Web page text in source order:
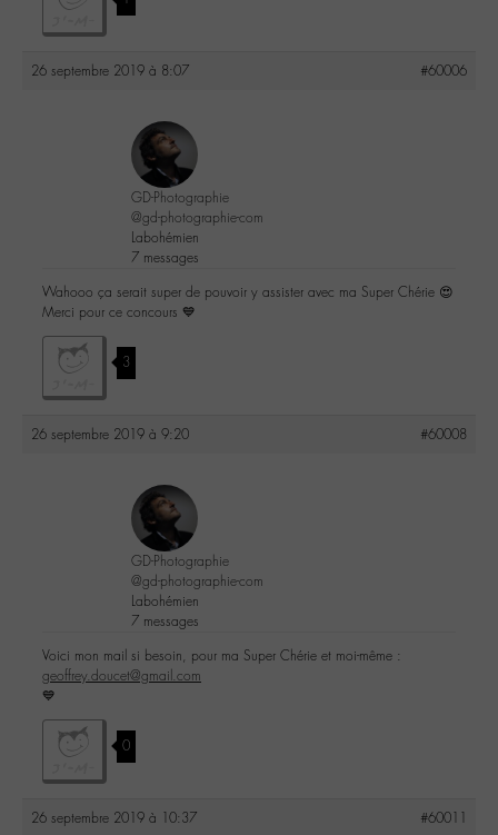
26 septembre 2019 à 8:07 #60006
GD-Photographie
@gd-photographie-com
Labohémien
7 messages
Wahooo ça serait super de pouvoir y assister avec ma Super Chérie 😍
Merci pour ce concours 💙
3
26 septembre 2019 à 9:20 #60008
GD-Photographie
@gd-photographie-com
Labohémien
7 messages
Voici mon mail si besoin, pour ma Super Chérie et moi-même :
geoffrey.doucet@gmail.com
💙
0
26 septembre 2019 à 10:37 #60011